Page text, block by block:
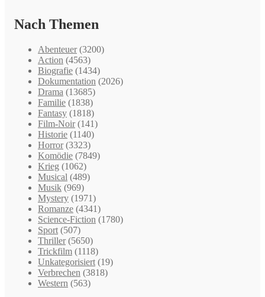
Nach Themen
Abenteuer (3200)
Action (4563)
Biografie (1434)
Dokumentation (2026)
Drama (13685)
Familie (1838)
Fantasy (1818)
Film-Noir (141)
Historie (1140)
Horror (3323)
Komödie (7849)
Krieg (1062)
Musical (489)
Musik (969)
Mystery (1971)
Romanze (4341)
Science-Fiction (1780)
Sport (507)
Thriller (5650)
Trickfilm (1118)
Unkategorisiert (19)
Verbrechen (3818)
Western (563)